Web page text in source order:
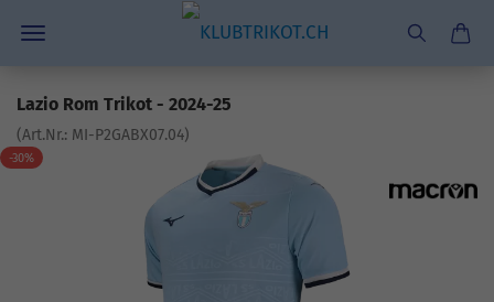
Lazio Rom Trikot - 2024-25
(Art.Nr.: MI-P2GABX07.04)
-30%